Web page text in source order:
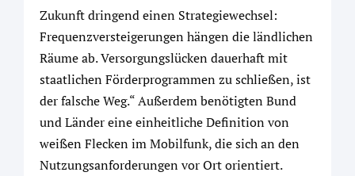
Zukunft dringend einen Strategiewechsel:
Frequenzversteigerungen hängen die ländlichen
Räume ab. Versorgungslücken dauerhaft mit
staatlichen Förderprogrammen zu schließen, ist
der falsche Weg.“ Außerdem benötigten Bund
und Länder eine einheitliche Definition von
weißen Flecken im Mobilfunk, die sich an den
Nutzungsanforderungen vor Ort orientiert.